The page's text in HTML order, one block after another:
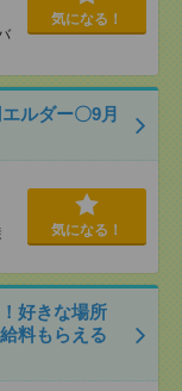
気になる！
ルダー〇9月
気になる！
好きな場所
料もらえる